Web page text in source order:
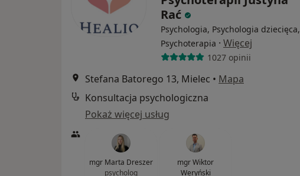
Rać
Psychologia, Psychologia dziecięca,
Psychoterapia · Więcej
1027 opinii
Stefana Batorego 13, Mielec • Mapa
Konsultacja psychologiczna
Pokaż więcej usług
mgr Marta Dreszer
psycholog
mgr Wiktor
Weryński